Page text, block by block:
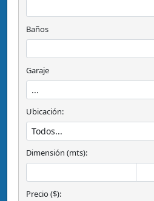
Baños
Garaje
Ubicación:
Dimensión (mts):
Precio ($):